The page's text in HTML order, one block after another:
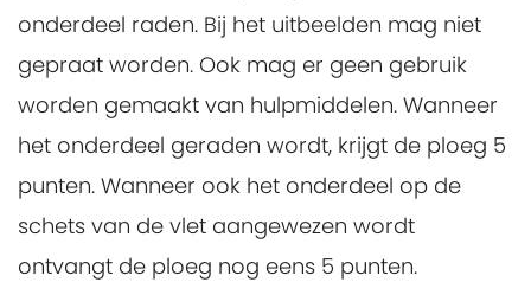
onderdeel raden. Bij het uitbeelden mag niet
gepraat worden. Ook mag er geen gebruik
worden gemaakt van hulpmiddelen. Wanneer
het onderdeel geraden wordt, krijgt de ploeg 5
punten. Wanneer ook het onderdeel op de
schets van de vlet aangewezen wordt
ontvangt de ploeg nog eens 5 punten.